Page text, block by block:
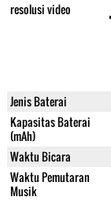
resolusi video
Jenis Baterai
Kapasitas Baterai
(mAh)
Waktu Bicara
Waktu Pemutaran
Musik